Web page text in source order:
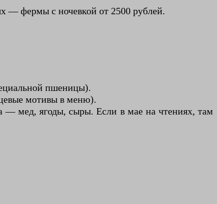
— фермы с ночевкой от 2500 рублей.
пшеницы).
мотивы в меню).
— мед, ягоды, сыры. Если в мае на чтениях, там